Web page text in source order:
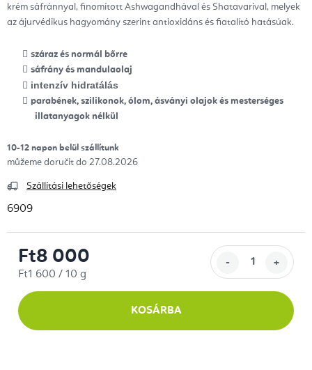
krém sáfránnyal, finomított Ashwagandhával és Shatavarival, melyek
az ájurvédikus hagyomány szerint antioxidáns és fiatalító hatásúak.
száraz és normál bőrre
sáfrány és mandulaolaj
intenzív hidratálás
parabének, szilikonok, ólom, ásványi olajok és mesterséges
illatanyagok nélkül
10-12 napon belül szállítunk
27.08.2026
Szállítási lehetőségek
6909
Ft8 000
Egységár:
Ft1 600 / 10 g
KOSÁRBA